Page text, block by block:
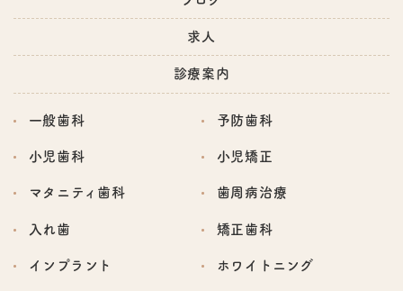
求人
診療案内
一般歯科 予防歯科
小児歯科 小児矯正
マタニティ歯科 歯周病治療
入れ歯 矯正歯科
インプラント ホワイトニング